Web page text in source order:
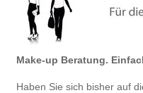
Make-up Beratung.
Haben Sie sich bisher auf